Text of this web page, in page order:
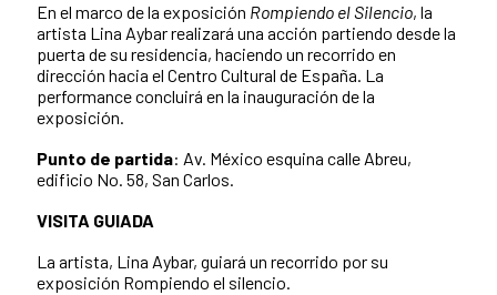
En el marco de la exposición Rompiendo el Silencio, la
artista Lina Aybar realizará una acción partiendo desde la
puerta de su residencia, haciendo un recorrido en
dirección hacia el Centro Cultural de España. La
performance concluirá en la inauguración de la
exposición.
Punto de partida: Av. México esquina calle Abreu,
edificio No. 58, San Carlos.
VISITA GUIADA
La artista, Lina Aybar, guiará un recorrido por su
exposición Rompiendo el silencio.